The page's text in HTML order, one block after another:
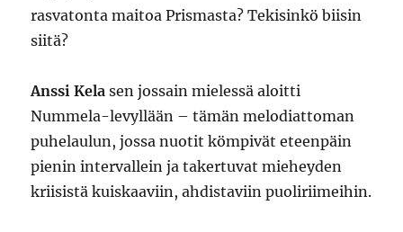
rasvatonta maitoa Prismasta? Tekisinkö biisin
siitä?
Anssi Kela sen jossain mielessä aloitti
Nummela-levyllään – tämän melodiattoman
puhelaulun, jossa nuotit kömpivät eteenpäin
pienin intervallein ja takertuvat mieheyden
kriisistä kuiskaaviin, ahdistaviin puoliriimeihin.